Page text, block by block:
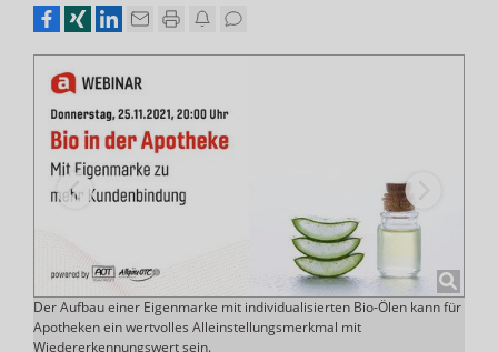
Der Aufbau einer Eigenmarke mit individualisierten Bio-Ölen kann für
Apotheken ein wertvolles Alleinstellungsmerkmal mit
Wiedererkennungswert sein.